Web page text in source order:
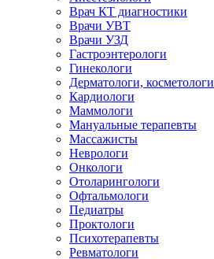
Врач КТ диагностики
Врачи УВТ
Врачи УЗД
Гастроэнтерологи
Гинекологи
Дерматологи, косметологи
Кардиологи
Маммологи
Мануальные терапевты
Массажисты
Неврологи
Онкологи
Отоларингологи
Офтальмологи
Педиатры
Проктологи
Психотерапевты
Ревматологи